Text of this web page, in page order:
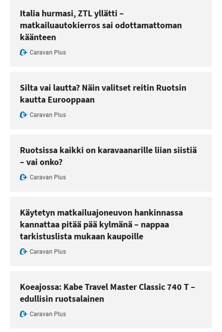
Italia hurmasi, ZTL yllätti –
matkailuautokierros sai odottamattoman
käänteen
Caravan Plus
Silta vai lautta? Näin valitset reitin Ruotsin
kautta Eurooppaan
Caravan Plus
Ruotsissa kaikki on karavaanarille liian siistiä
– vai onko?
Caravan Plus
Käytetyn matkailuajoneuvon hankinnassa
kannattaa pitää pää kylmänä – nappaa
tarkistuslista mukaan kaupoille
Caravan Plus
Koeajossa: Kabe Travel Master Classic 740 T –
edullisin ruotsalainen
Caravan Plus